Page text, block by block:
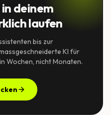
deinem
laufen
bis zur
KI für
Wochen, nicht Monaten.